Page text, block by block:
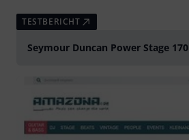
TESTBERICHT
Seymour Duncan Power Stage 170